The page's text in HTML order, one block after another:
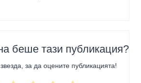
беше тази публикация?
за да оцените публикацията!